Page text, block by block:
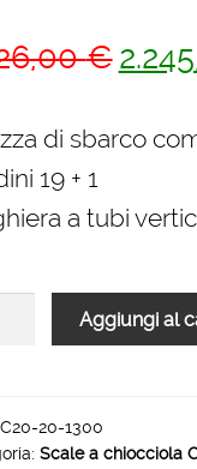
€ Il
di sbarco
19 + 1
a tubi
Aggiungi al
C20-20-1300
Scale a chiocciola